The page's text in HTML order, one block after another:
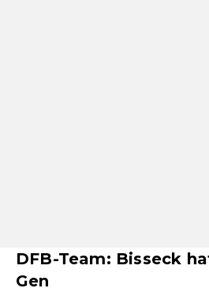
DFB-Team: Bisseck
Gen